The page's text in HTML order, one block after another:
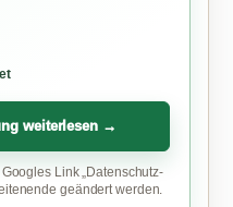
weiterlesen →
Link „Datenschutz-
geändert werden.